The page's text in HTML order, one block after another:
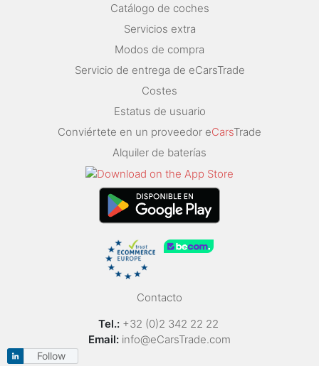
Catálogo de coches
Servicios extra
Modos de compra
Servicio de entrega de eCarsTrade
Costes
Estatus de usuario
Conviértete en un proveedor eCarsTrade
Alquiler de baterías
Contacto
Tel.: +32 (0)2 342 22 22
Email: info@eCarsTrade.com
Follow